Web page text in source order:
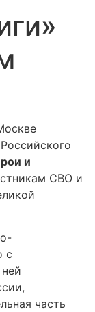
и
СВО и
с
часть